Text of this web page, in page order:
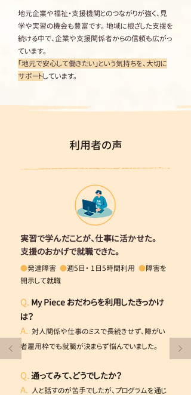
地元企業や福祉・支援機関とのつながりが強く、見
学や実習の機会も豊富です。 地域に根ざした支援を
続ける中で、企業や支援関係者からの信頼も広がっ
ています。
「地元で安心して働きたい」という気持ちを、大切に
サポートしています。
利用者の声
実習で学んだことが、仕事に活かせた。
支援のおかげで就職できた。
●発達障害 ●週5日・ 1日5時間利用 ●障害を
開示して就職
Q. My Piece おだわらを利用したきっかけ
は？
A. 対人関係や仕事のミスで長続きせず、障がい
者雇用枠でも就職が決まらず悩んでいました。
Q. 通ってみて、どうでしたか？
A. 人と話すのが苦手でしたが、プログラムを通じ